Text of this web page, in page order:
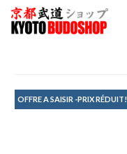
OFFRE A SAISIR -PRIX RÉDUIT!